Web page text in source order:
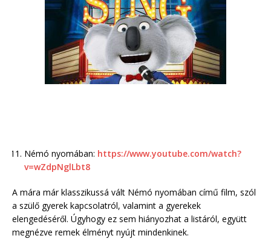
Némó nyomában: https://www.youtube.com/watch?
v=wZdpNglLbt8
A mára már klasszikussá vált Némó nyomában című film, szól
a szülő gyerek kapcsolatról, valamint a gyerekek
elengedéséről. Úgyhogy ez sem hiányozhat a listáról, együtt
megnézve remek élményt nyújt mindenkinek.